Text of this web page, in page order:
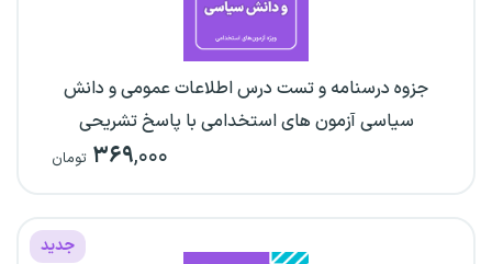
جزوه درسنامه و تست درس اطلاعات عمومی و دانش
سیاسی آزمون های استخدامی با پاسخ تشریحی
۳۶۹,۰۰۰ تومان
جدید